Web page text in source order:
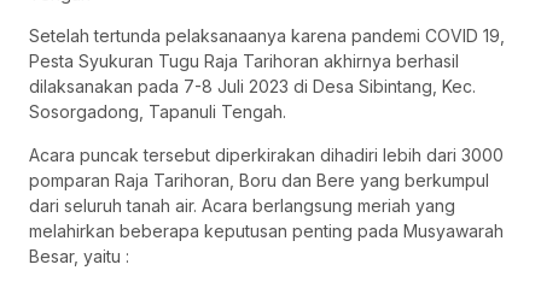
Setelah tertunda pelaksanaanya karena pandemi COVID 19,
Pesta Syukuran Tugu Raja Tarihoran akhirnya berhasil
dilaksanakan pada 7-8 Juli 2023 di Desa Sibintang, Kec.
Sosorgadong, Tapanuli Tengah.
Acara puncak tersebut diperkirakan dihadiri lebih dari 3000
pomparan Raja Tarihoran, Boru dan Bere yang berkumpul
dari seluruh tanah air. Acara berlangsung meriah yang
melahirkan beberapa keputusan penting pada Musyawarah
Besar, yaitu :